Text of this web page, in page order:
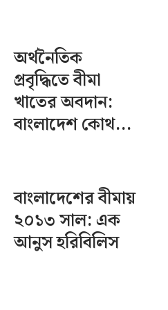
অর্থনৈতিক
প্রবৃদ্ধিতে বীমা
খাতের অবদান:
বাংলাদেশ কোথ...
বাংলাদেশের বীমায়
২০১৩ সাল: এক
আনুস হরিবিলিস